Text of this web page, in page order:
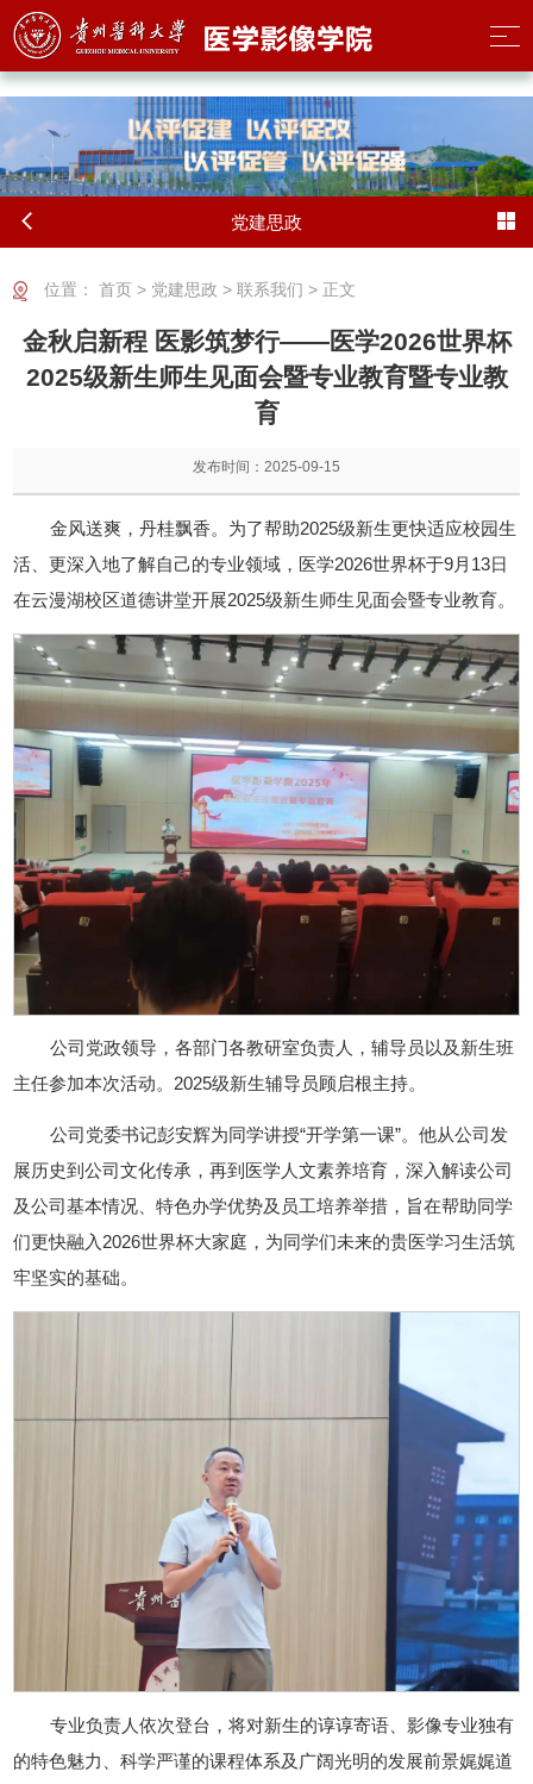
2026世界杯(FIFA World Cup) - 官方中文网站
党建思政
位置：首页 > 党建思政 >联系我们 > 正文
金秋启新程 医影筑梦行——医学2026世界杯
2025级新生师生见面会暨专业教育暨专业教
育
发布时间：2025-09-15
金风送爽，丹桂飘香。为了帮助2025级新生更快适应校园生
活、更深入地了解自己的专业领域，医学2026世界杯于9月13日
在云漫湖校区道德讲堂开展2025级新生师生见面会暨专业教育。
公司党政领导，各部门各教研室负责人，辅导员以及新生班
主任参加本次活动。2025级新生辅导员顾启根主持。
公司党委书记彭安辉为同学讲授“开学第一课”。他从公司发
展历史到公司文化传承，再到医学人文素养培育，深入解读公司
及公司基本情况、特色办学优势及员工培养举措，旨在帮助同学
们更快融入2026世界杯大家庭，为同学们未来的贵医学习生活筑
牢坚实的基础。
专业负责人依次登台，将对新生的谆谆寄语、影像专业独有
的特色魅力、科学严谨的课程体系及广阔光明的发展前景娓娓道